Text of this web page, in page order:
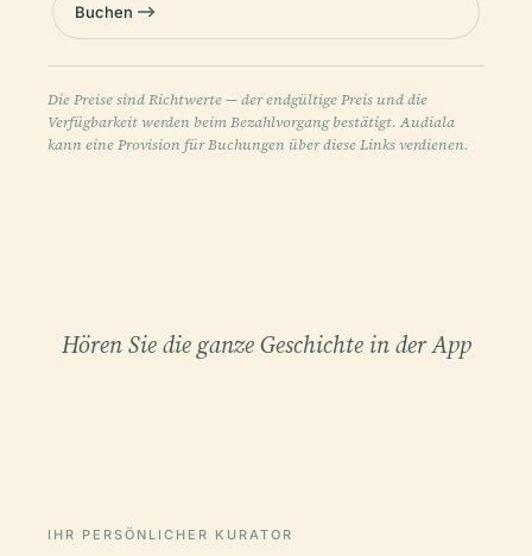
Buchen
Die Preise sind Richtwerte — der endgültige Preis und die
Verfügbarkeit werden beim Bezahlvorgang bestätigt. Audiala
kann eine Provision für Buchungen über diese Links verdienen.
Hören Sie die ganze Geschichte in der App
IHR PERSÖNLICHER KURATOR